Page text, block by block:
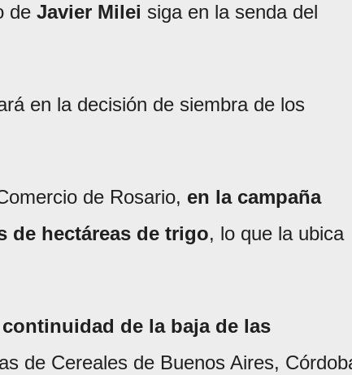
de Javier Milei siga en la senda del
en la decisión de siembra de los
de Rosario, en la campaña
de hectáreas de trigo, lo que la ubica
continuidad de la baja de las
de Cereales de Buenos Aires,